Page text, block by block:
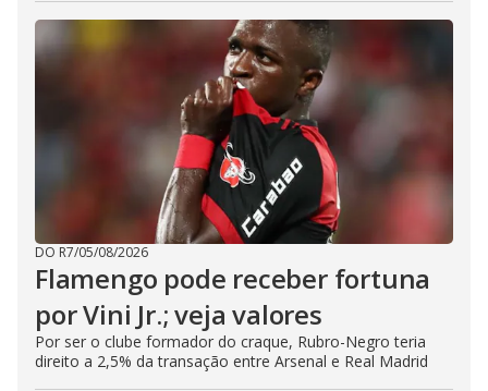
DO R7/05/08/2026
Flamengo pode receber fortuna
por Vini Jr.; veja valores
Por ser o clube formador do craque, Rubro-Negro teria
direito a 2,5% da transação entre Arsenal e Real Madrid